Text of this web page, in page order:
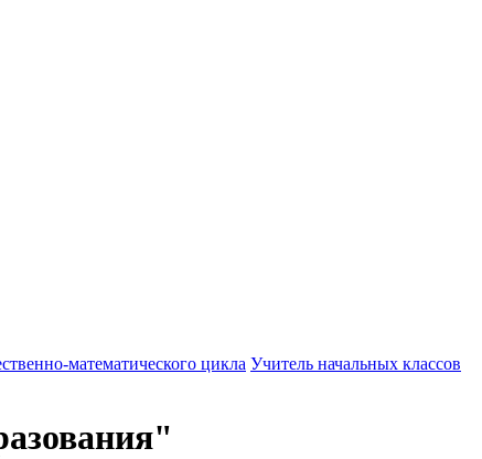
математического цикла Учитель начальных классов